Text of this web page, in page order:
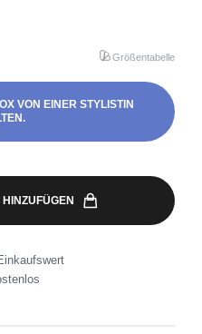
Größentabelle
VON EINER STYLISTIN